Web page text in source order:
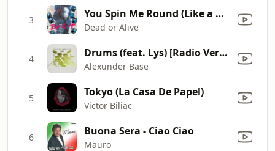
3 You Spin Me Round (Like a Record)
Dead or Alive
4 Drums (feat. Lys) [Radio Version]
Alexunder Base
5 Tokyo (La Casa De Papel)
Victor Biliac
6 Buona Sera - Ciao Ciao
Mauro